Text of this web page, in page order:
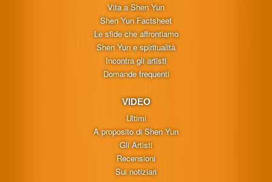
Vita a Shen Yun
Shen Yun Factsheet
Le sfide che affrontiamo
Shen Yun e spiritualità
Incontra gli artisti
Domande frequenti
VIDEO
Ultimi
A proposito di Shen Yun
Gli Artisti
Recensioni
Sui notiziari